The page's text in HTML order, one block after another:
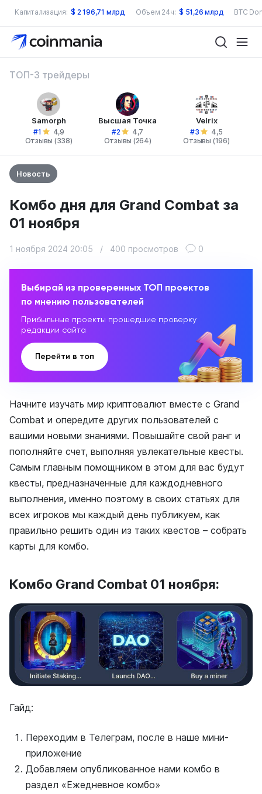
Капитализация: $ 2 196,71 млрд Объем 24ч: $ 51,26 млрд BTC
ТОП-3 трейдеры
Samorph
#1
4,9
Отзывы (338)
Высшая Точка
#2
4,7
Отзывы (264)
Velrix
#3
4,5
Отзывы (196)
Новость
Комбо дня для Grand Combat за
01 ноября
1 ноября 2024 20:05 / 400 просмотров 0
Выбирай из проверенных ТОП проектов
по мнению пользователей
Прибыльные проекты прошедшие проверку
редакции сайта
Перейти в топ
Начните изучать мир криптовалют вместе с Grand
Combat и опередите других пользователей с
вашими новыми знаниями. Повышайте свой ранг и
пополняйте счет, выполняя увлекательные квесты.
Самым главным помощником в этом для вас будут
квесты, предназначенные для каждодневного
выполнения, именно поэтому в своих статьях для
всех игроков мы каждый день публикуем, как
правильно решить один из таких квестов – собрать
карты для комбо.
Комбо Grand Combat 01 ноября:
Гайд:
Переходим в Телеграм, после в наше мини-
приложение
Добавляем опубликованное нами комбо в
раздел «Ежедневное комбо»